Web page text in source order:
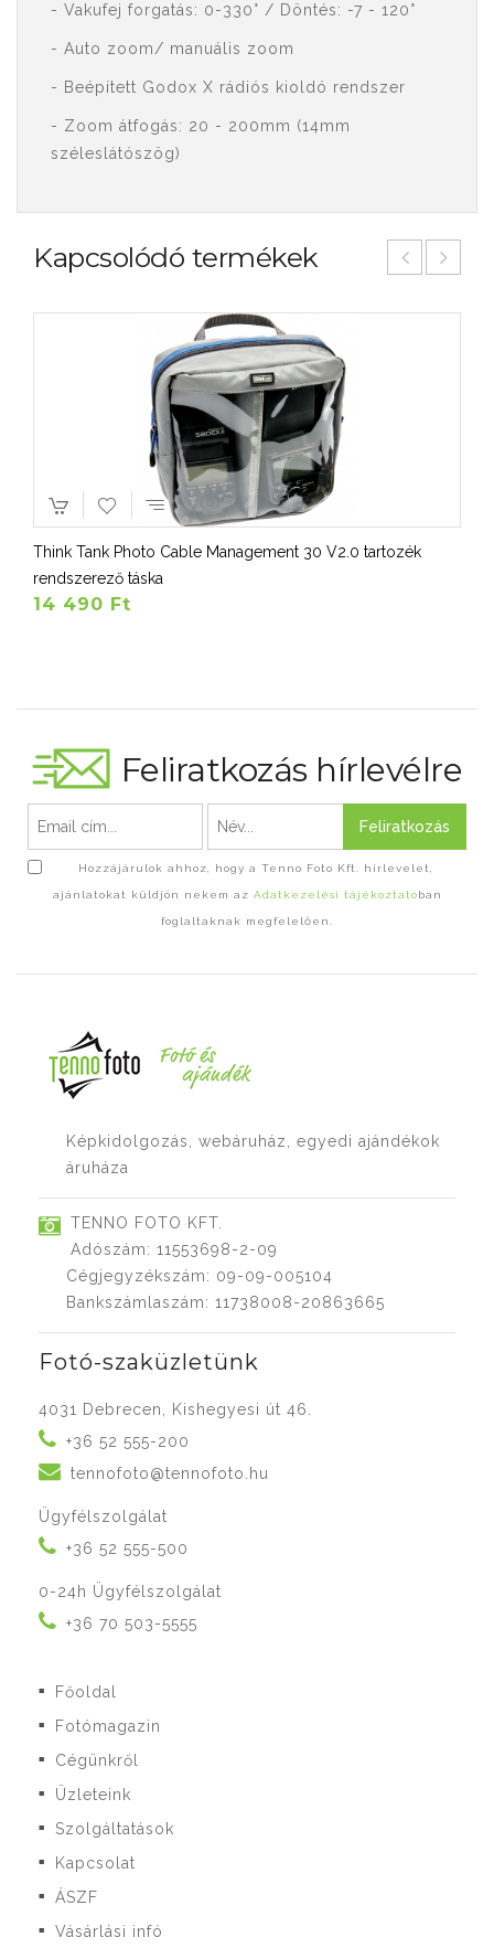
- Vakufej forgatás: 0-330° / Döntés: -7 - 120°
- Auto zoom/ manuális zoom
- Beépített Godox X rádiós kioldó rendszer
- Zoom átfogás: 20 - 200mm (14mm
széleslátószög)
Kapcsolódó termékek
Think Tank Photo Cable Management 30 V2.0 tartozék
rendszerező táska
14 490 Ft
Feliratkozás hírlevélre
Feliratkozás
Hozzájárulok ahhoz, hogy a Tenno Foto Kft. hírlevelet,
ajánlatokat küldjön nekem az Adatkezelési tájékoztatóban
foglaltaknak megfelelően.
Képkidolgozás, webáruház, egyedi ajándékok
áruháza
TENNO FOTO KFT.
Adószám: 11553698-2-09
Cégjegyzékszám: 09-09-005104
Bankszámlaszám: 11738008-20863665
Fotó-szaküzletünk
4031 Debrecen, Kishegyesi út 46.
+36 52 555-200
tennofoto@tennofoto.hu
Ügyfélszolgálat
+36 52 555-500
0-24h Ügyfélszolgálat
+36 70 503-5555
■ Főoldal
■ Fotómagazin
■ Cégünkről
■ Üzleteink
■ Szolgáltatások
■ Kapcsolat
■ ÁSZF
■ Vásárlási infó